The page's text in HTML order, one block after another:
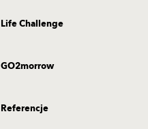
Life Challenge
GO2morrow
Referencje